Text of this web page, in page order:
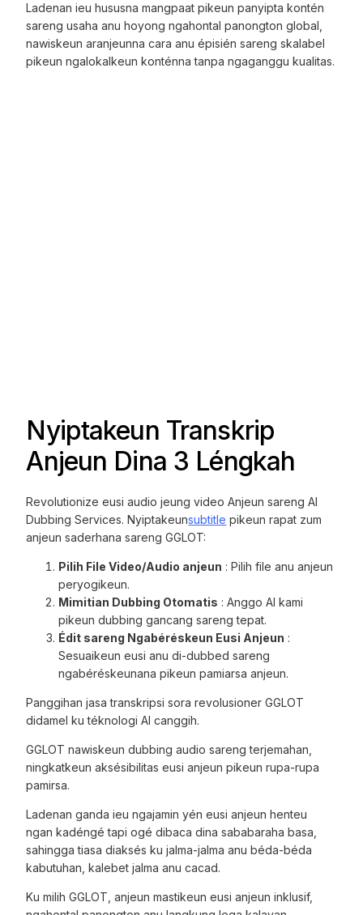
Ladenan ieu hususna mangpaat pikeun panyipta kontén
sareng usaha anu hoyong ngahontal panongton global,
nawiskeun aranjeunna cara anu épisién sareng skalabel
pikeun ngalokalkeun konténna tanpa ngaganggu kualitas.
Nyiptakeun Transkrip
Anjeun Dina 3 Léngkah
Revolutionize eusi audio jeung video Anjeun sareng AI
Dubbing Services. Nyiptakeunsubtitle pikeun rapat zum
anjeun saderhana sareng GGLOT:
Pilih File Video/Audio anjeun : Pilih file anu anjeun
peryogikeun.
Mimitian Dubbing Otomatis : Anggo AI kami
pikeun dubbing gancang sareng tepat.
Édit sareng Ngabéréskeun Eusi Anjeun :
Sesuaikeun eusi anu di-dubbed sareng
ngabéréskeunana pikeun pamiarsa anjeun.
Panggihan jasa transkripsi sora revolusioner GGLOT
didamel ku téknologi AI canggih.
GGLOT nawiskeun dubbing audio sareng terjemahan,
ningkatkeun aksésibilitas eusi anjeun pikeun rupa-rupa
pamirsa.
Ladenan ganda ieu ngajamin yén eusi anjeun henteu
ngan kadéngé tapi ogé dibaca dina sababaraha basa,
sahingga tiasa diaksés ku jalma-jalma anu béda-béda
kabutuhan, kalebet jalma anu cacad.
Ku milih GGLOT, anjeun mastikeun eusi anjeun inklusif,